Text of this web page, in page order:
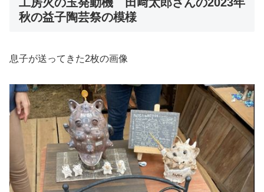
秋の益子陶芸祭の模様
息子が送ってきた2枚の画像